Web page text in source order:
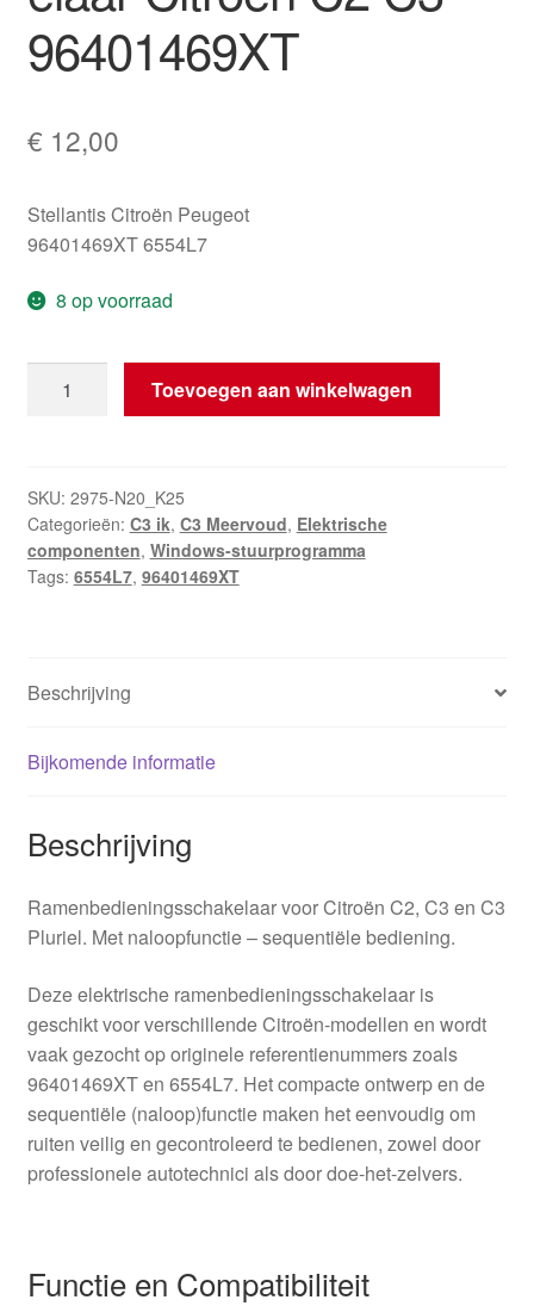
96401469XT
€ 12,00
Stellantis Citroën Peugeot
96401469XT 6554L7
8 op voorraad
Raambedieningsschakelaar
Citroën
96401469XT
aantal
Toevoegen aan winkelwagen
SKU: 2975-N20_K25
Categorieën: C3 ik, C3 Meervoud, Elektrische
componenten, Windows-stuurprogramma
Tags: 6554L7, 96401469XT
Beschrijving
Bijkomende informatie
Beschrijving
Ramenbedieningsschakelaar voor Citroën C2, C3 en C3
Pluriel. Met naloopfunctie – sequentiële bediening.
Deze elektrische ramenbedieningsschakelaar is
geschikt voor verschillende Citroën-modellen en wordt
vaak gezocht op originele referentienummers zoals
96401469XT en 6554L7. Het compacte ontwerp en de
sequentiële (naloop)functie maken het eenvoudig om
ruiten veilig en gecontroleerd te bedienen, zowel door
professionele autotechnici als door doe-het-zelvers.
Functie en Compatibiliteit